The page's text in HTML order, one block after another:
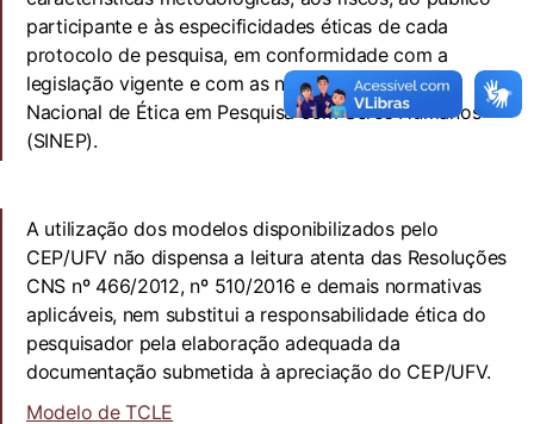
participante e às especificidades éticas de cada
protocolo de pesquisa, em conformidade com a
legislação vigente e com as normas do Sistema
Nacional de Ética em Pesquisa com Seres Humanos
(SINEP).
A utilização dos modelos disponibilizados pelo
CEP/UFV não dispensa a leitura atenta das Resoluções
CNS nº 466/2012, nº 510/2016 e demais normativas
aplicáveis, nem substitui a responsabilidade ética do
pesquisador pela elaboração adequada da
documentação submetida à apreciação do CEP/UFV.
Modelo de TCLE